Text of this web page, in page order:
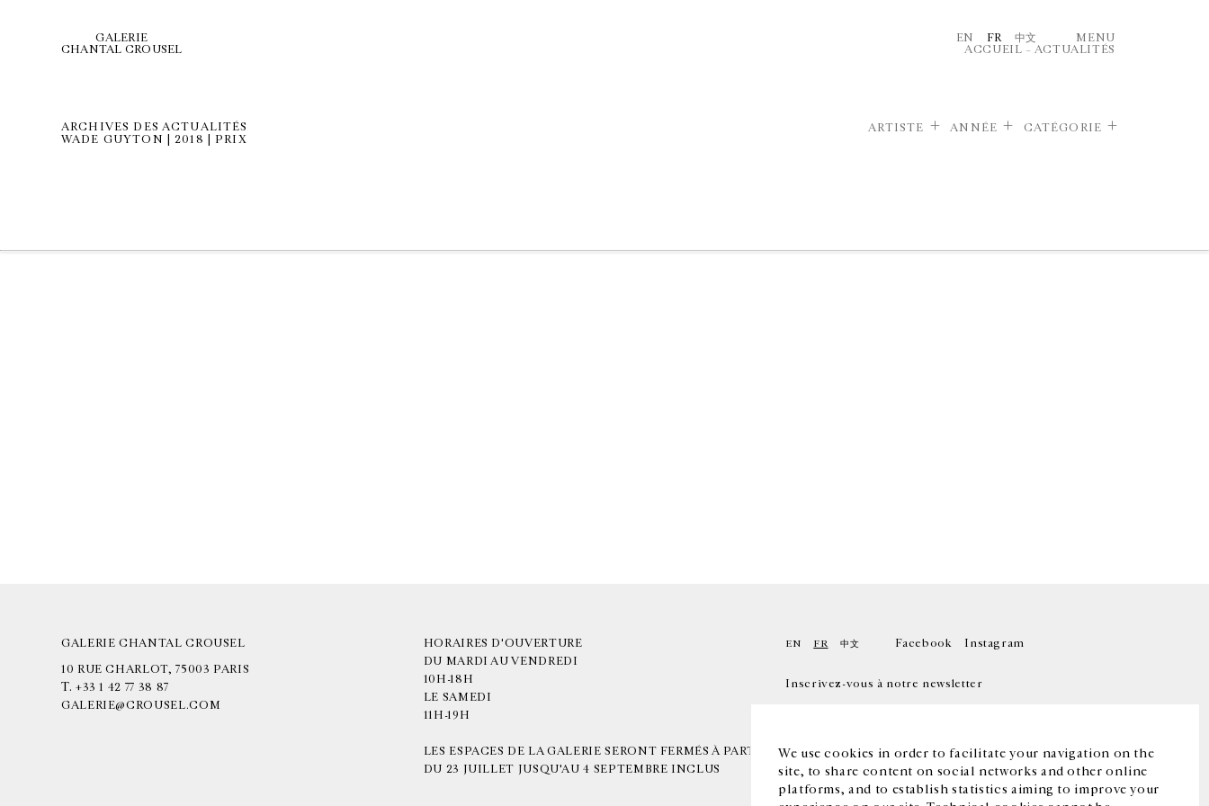
We use cookies in order to facilitate your navigation on the
site, to share content on social networks and other online
platforms, and to establish statistics aiming to improve your
GALERIE
CHANTAL CROUSEL
EN FR 中文
MENU
ACCUEIL – ACTUALITÉS
ARCHIVES DES ACTUALITÉS
WADE GUYTON | 2018 | PRIX
ARTISTE ANNÉE CATÉGORIE
GALERIE CHANTAL CROUSEL
10 RUE CHARLOT, 75003 PARIS
T. +33 1 42 77 38 87
GALERIE@CROUSEL.COM
HORAIRES D'OUVERTURE
DU MARDI AU VENDREDI
10H-18H
LE SAMEDI
11H-19H
LES ESPACES DE LA GALERIE SERONT FERMÉS À PARTIR
DU 23 JUILLET JUSQU'AU 4 SEPTEMBRE INCLUS
EN FR 中文 Facebook Instagram
Inscrivez-vous à notre newsletter